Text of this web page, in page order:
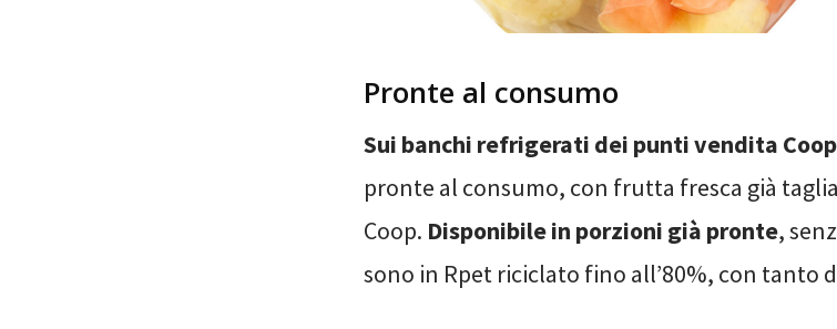
Pronte al consumo
Sui banchi refrigerati dei punti vendita Coop
pronte al consumo, con frutta fresca già
Coop. Disponibile in porzioni già pronte,
sono in Rpet riciclato fino all’80%, con tanto